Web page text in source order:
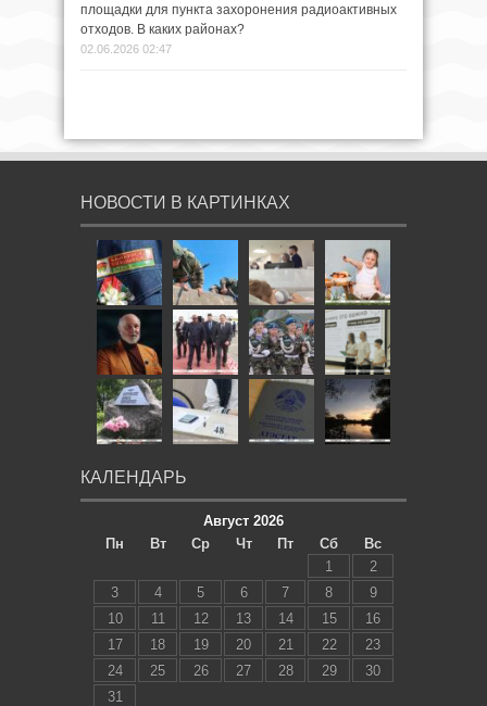
площадки для пункта захоронения радиоактивных
отходов. В каких районах?
02.06.2026 02:47
НОВОСТИ В КАРТИНКАХ
КАЛЕНДАРЬ
Август 2026
Пн
Вт Ср Чт Пт Сб
Вс
1
2
3
4 5 6 7 8
9
10
11 12 13 14 15
16
17
18 19 20 21 22
23
24
25 26 27 28 29
30
31